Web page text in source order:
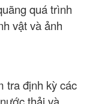
quá trình
vật và ảnh
tra định kỳ các
thải và